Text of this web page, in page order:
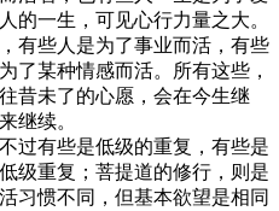
的一生，可见心行力量之大。
有些人是为了事业而活，有些
了某种情感而活。所有这些，
昔未了的心愿，会在今生继
继续。
有些是低级的重复，有些是
级重复；菩提道的修行，则是
习惯不同，但基本欲望是相同